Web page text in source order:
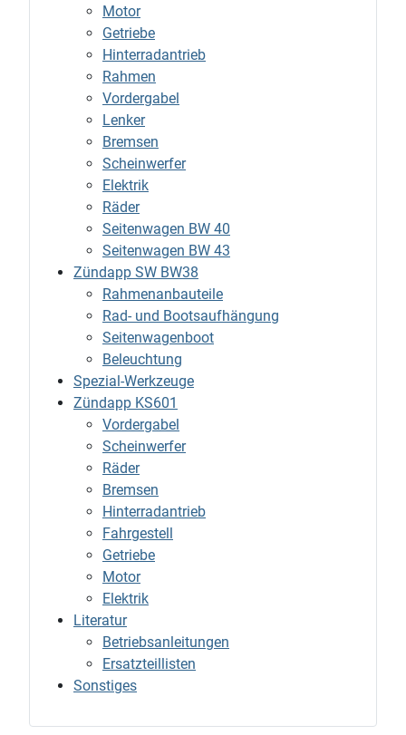
Motor
Getriebe
Hinterradantrieb
Rahmen
Vordergabel
Lenker
Bremsen
Scheinwerfer
Elektrik
Räder
Seitenwagen BW 40
Seitenwagen BW 43
Zündapp SW BW38
Rahmenanbauteile
Rad- und Bootsaufhängung
Seitenwagenboot
Beleuchtung
Spezial-Werkzeuge
Zündapp KS601
Vordergabel
Scheinwerfer
Räder
Bremsen
Hinterradantrieb
Fahrgestell
Getriebe
Motor
Elektrik
Literatur
Betriebsanleitungen
Ersatzteillisten
Sonstiges